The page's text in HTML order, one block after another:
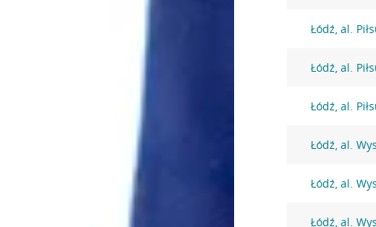
Łódź, al.
Łódź, al.
Łódź, al.
Łódź, al.
Łódź, al.
Łódź, al.